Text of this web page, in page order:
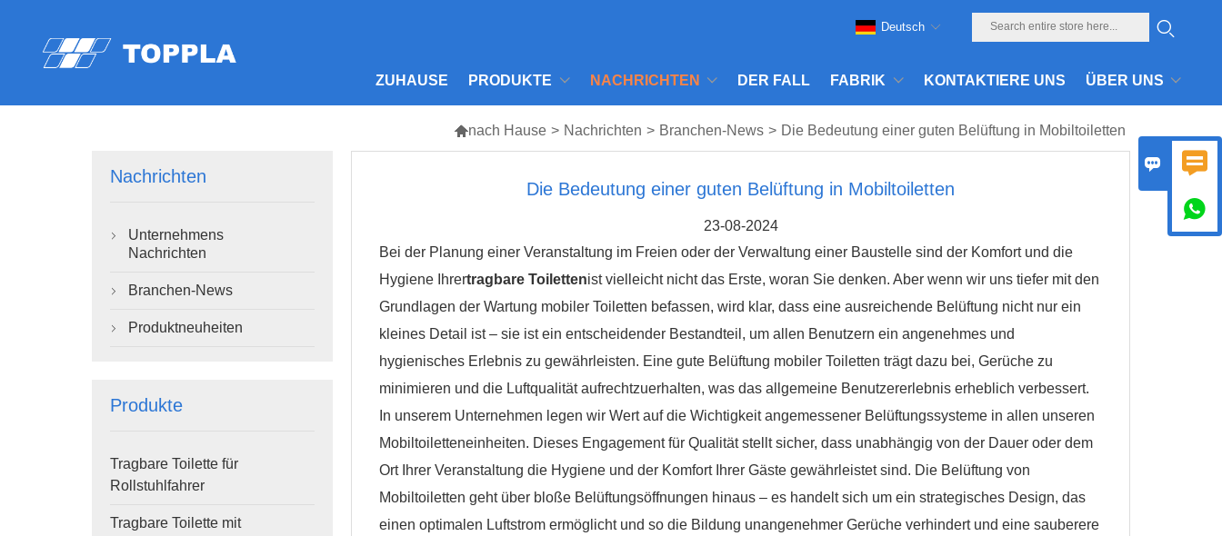
ZUHAUSE PRODUKTE NACHRICHTEN DER FALL FABRIK KONTAKTIERE UNS ÜBER UNS
Deutsch
nach Hause > Nachrichten > Branchen-News > Die Bedeutung einer guten Belüftung in Mobiltoiletten
Nachrichten

Unternehmens
Nachrichten
 Branchen-News
 Produktneuheiten
Produkte
Tragbare Toilette für
Rollstuhlfahrer
Tragbare Toilette mit
Die Bedeutung einer guten Belüftung in Mobiltoiletten
23-08-2024
Bei der Planung einer Veranstaltung im Freien oder der Verwaltung einer Baustelle sind der Komfort und die
Hygiene Ihrertragbare Toilettenist vielleicht nicht das Erste, woran Sie denken. Aber wenn wir uns tiefer mit den
Grundlagen der Wartung mobiler Toiletten befassen, wird klar, dass eine ausreichende Belüftung nicht nur ein
kleines Detail ist – sie ist ein entscheidender Bestandteil, um allen Benutzern ein angenehmes und
hygienisches Erlebnis zu gewährleisten. Eine gute Belüftung mobiler Toiletten trägt dazu bei, Gerüche zu
minimieren und die Luftqualität aufrechtzuerhalten, was das allgemeine Benutzererlebnis erheblich verbessert.
In unserem Unternehmen legen wir Wert auf die Wichtigkeit angemessener Belüftungssysteme in allen unseren
Mobiltoiletteneinheiten. Dieses Engagement für Qualität stellt sicher, dass unabhängig von der Dauer oder dem
Ort Ihrer Veranstaltung die Hygiene und der Komfort Ihrer Gäste gewährleistet sind. Die Belüftung von
Mobiltoiletten geht über bloße Belüftungsöffnungen hinaus – es handelt sich um ein strategisches Design, das
einen optimalen Luftstrom ermöglicht und so die Bildung unangenehmer Gerüche verhindert und eine sauberere
 
